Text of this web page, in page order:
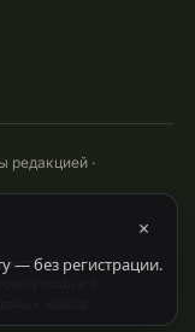
редакцией ·
при условии
и с
знаков.
×
— без регистрации.